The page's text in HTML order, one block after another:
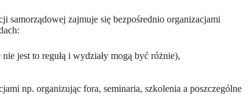
samorządowej zajmuje się bezpośrednio organizacjami
jest to regułą i wydziały mogą być różnie),
np. organizując fora, seminaria, szkolenia a poszczególne